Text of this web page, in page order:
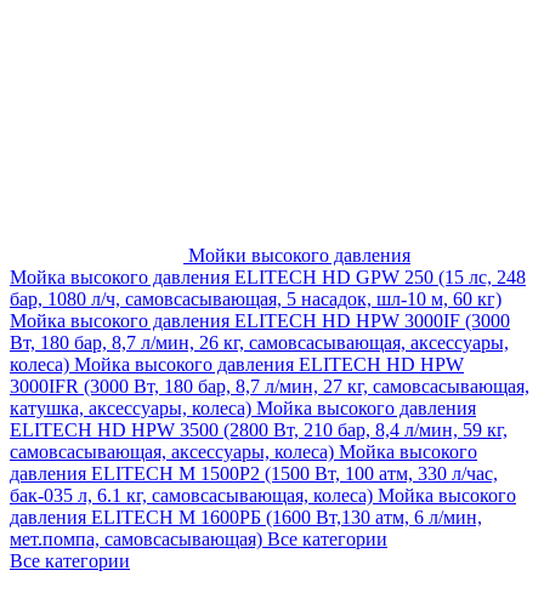
Мойки высокого давления
Мойка высокого давления ELITECH HD GPW 250 (15 лс, 248
бар, 1080 л/ч, самовсасывающая, 5 насадок, шл-10 м, 60 кг)
Мойка высокого давления ELITECH HD HPW 3000IF (3000
Вт, 180 бар, 8,7 л/мин, 26 кг, самовсасывающая, аксессуары,
колеса) Мойка высокого давления ELITECH HD HPW
3000IFR (3000 Вт, 180 бар, 8,7 л/мин, 27 кг, самовсасывающая,
катушка, аксессуары, колеса) Мойка высокого давления
ELITECH HD HPW 3500 (2800 Вт, 210 бар, 8,4 л/мин, 59 кг,
самовсасывающая, аксессуары, колеса) Мойка высокого
давления ELITECH M 1500P2 (1500 Вт, 100 атм, 330 л/час,
бак-035 л, 6.1 кг, самовсасывающая, колеса) Мойка высокого
давления ELITECH М 1600РБ (1600 Вт,130 атм, 6 л/мин,
мет.помпа, самовсасывающая) Все категории
Все категории